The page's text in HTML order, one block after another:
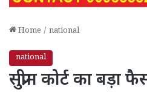
Home / national
national
सुप्रीम कोर्ट का बड़ा